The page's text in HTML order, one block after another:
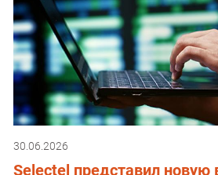
30.06.2026
Selectel представил новую